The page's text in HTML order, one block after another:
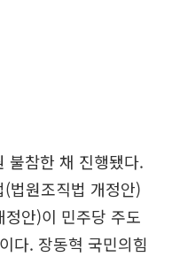
불참한 채 진행됐다.
법원조직법 개정안)
안)이 민주당 주도
다. 장동혁 국민의힘